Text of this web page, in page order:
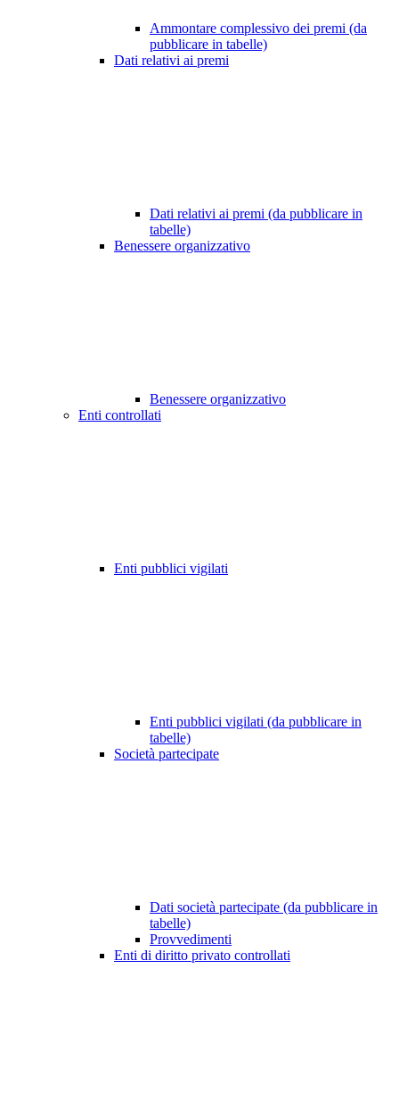
Ammontare complessivo dei premi (da
pubblicare in tabelle)
Dati relativi ai premi
Dati relativi ai premi (da pubblicare in
tabelle)
Benessere organizzativo
Benessere organizzativo
Enti controllati
Enti pubblici vigilati
Enti pubblici vigilati (da pubblicare in
tabelle)
Società partecipate
Dati società partecipate (da pubblicare in
tabelle)
Provvedimenti
Enti di diritto privato controllati